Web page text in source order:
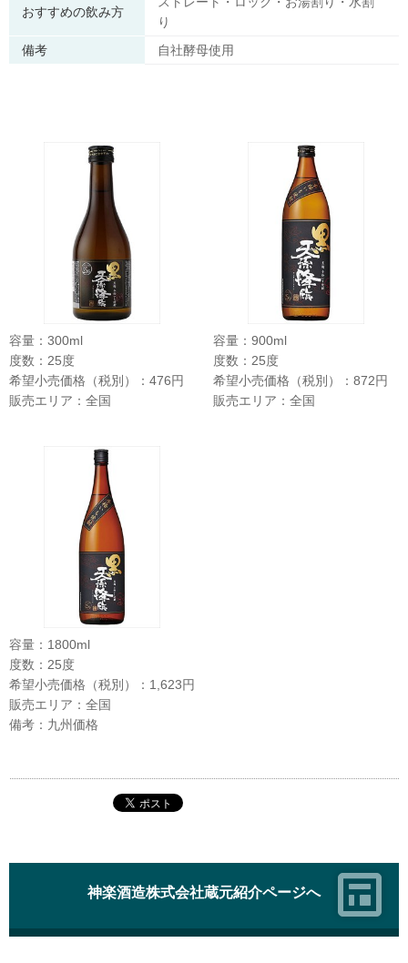
おすすめの飲み方
り
備考
自社酵母使用
容量：300ml
度数：25度
希望小売価格（税別）：476円
販売エリア：全国
容量：900ml
度数：25度
希望小売価格（税別）：872円
販売エリア：全国
容量：1800ml
度数：25度
希望小売価格（税別）：1,623円
販売エリア：全国
備考：九州価格
神楽酒造株式会社蔵元紹介ページへ